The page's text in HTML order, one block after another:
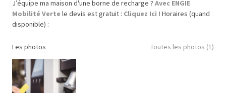
J’équipe ma maison d'une borne de recharge ? Avec ENGIE
Mobilité Verte le devis est gratuit : Cliquez Ici ! Horaires (quand
disponible) :
Les photos Toutes les photos (1)